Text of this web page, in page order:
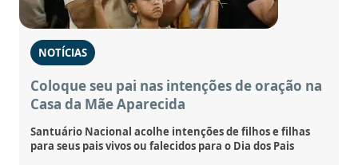
NOTÍCIAS
Coloque seu pai nas intenções de oração na
Casa da Mãe Aparecida
Santuário Nacional acolhe intenções de filhos e filhas
para seus pais vivos ou falecidos para o Dia dos Pais